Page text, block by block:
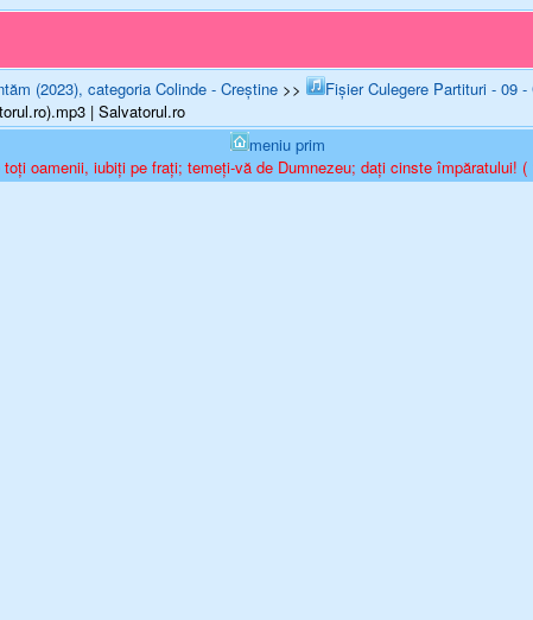
(2023), categoria Colinde - Creștine >> Fișier Culegere Partituri - 09
| Salvatorul.ro
meniu prim
oamenii, iubiți pe frați; temeți-vă de Dumnezeu; dați cinste împăratului! (